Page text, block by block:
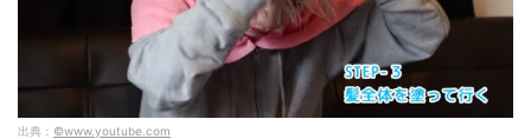
出典： ©www.youtube.com